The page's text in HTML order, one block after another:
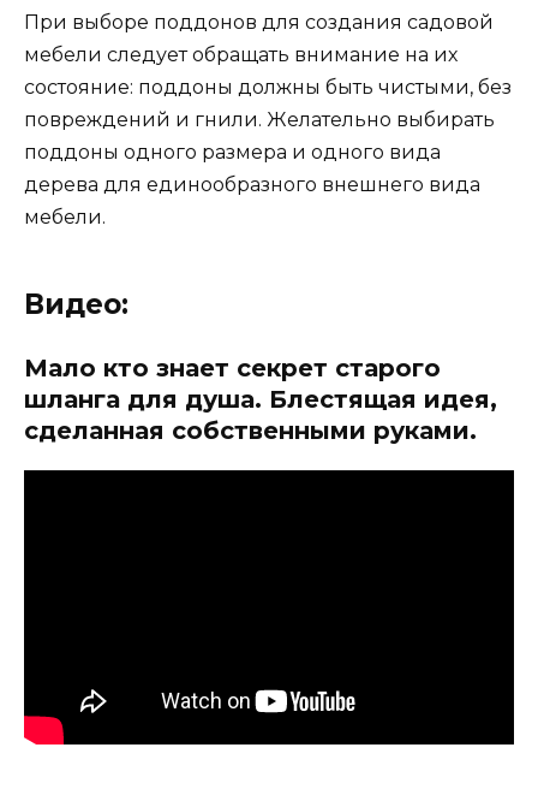
При выборе поддонов для создания садовой
мебели следует обращать внимание на их
состояние: поддоны должны быть чистыми, без
повреждений и гнили. Желательно выбирать
поддоны одного размера и одного вида
дерева для единообразного внешнего вида
мебели.
Видео:
Мало кто знает секрет старого
шланга для душа. Блестящая идея,
сделанная собственными руками.